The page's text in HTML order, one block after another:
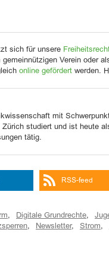
sich für unsere
Verein oder
online gefördert werden.
mit
Zürich studiert und ist heute
tätig.
RSS-feed
, Digitale Grundrechte,
, Newsletter, Strom,